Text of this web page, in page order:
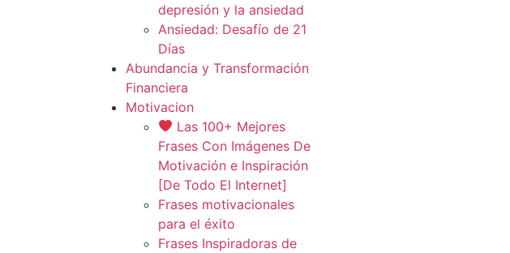
depresión y la ansiedad
Ansiedad: Desafío de 21
Días
Abundancia y Transformación
Financiera
Motivacion
Las 100+ Mejores
Frases Con Imágenes De
Motivación e Inspiración
[De Todo El Internet]
Frases motivacionales
para el éxito
Frases Inspiradoras de